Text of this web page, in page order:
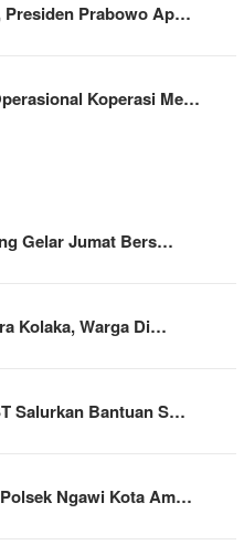
Presiden Prabowo Ap…
Koperasi Me…
Gelar Jumat Bers…
Kolaka, Warga Di…
Salurkan Bantuan S…
Ngawi Kota Am…